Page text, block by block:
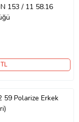
153 / 11 58.16
Polarize Erkek